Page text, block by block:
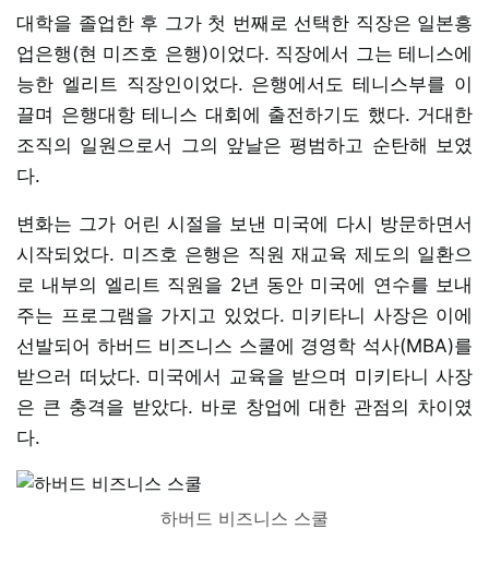
대학을 졸업한 후 그가 첫 번째로 선택한 직장은 일본흥
업은행(현 미즈호 은행)이었다. 직장에서 그는 테니스에
능한 엘리트 직장인이었다. 은행에서도 테니스부를 이
끌며 은행대항 테니스 대회에 출전하기도 했다. 거대한
조직의 일원으로서 그의 앞날은 평범하고 순탄해 보였
다.
변화는 그가 어린 시절을 보낸 미국에 다시 방문하면서
시작되었다. 미즈호 은행은 직원 재교육 제도의 일환으
로 내부의 엘리트 직원을 2년 동안 미국에 연수를 보내
주는 프로그램을 가지고 있었다. 미키타니 사장은 이에
선발되어 하버드 비즈니스 스쿨에 경영학 석사(MBA)를
받으러 떠났다. 미국에서 교육을 받으며 미키타니 사장
은 큰 충격을 받았다. 바로 창업에 대한 관점의 차이였
다.
하버드 비즈니스 스쿨